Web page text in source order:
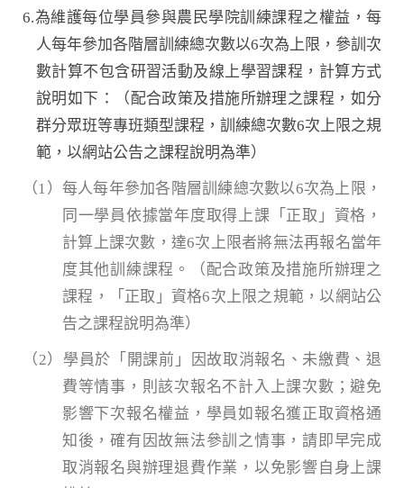
6.為維護每位學員參與農民學院訓練課程之權益，每
人每年參加各階層訓練總次數以6次為上限，參訓次
數計算不包含研習活動及線上學習課程，計算方式
說明如下：（配合政策及措施所辦理之課程，如分
群分眾班等專班類型課程，訓練總次數6次上限之規
範，以網站公告之課程說明為準）
（1）每人每年參加各階層訓練總次數以6次為上限，
同一學員依據當年度取得上課「正取」資格，
計算上課次數，達6次上限者將無法再報名當年
度其他訓練課程。（配合政策及措施所辦理之
課程，「正取」資格6次上限之規範，以網站公
告之課程說明為準）
（2）學員於「開課前」因故取消報名、未繳費、退
費等情事，則該次報名不計入上課次數；避免
影響下次報名權益，學員如報名獲正取資格通
知後，確有因故無法參訓之情事，請即早完成
取消報名與辦理退費作業，以免影響自身上課